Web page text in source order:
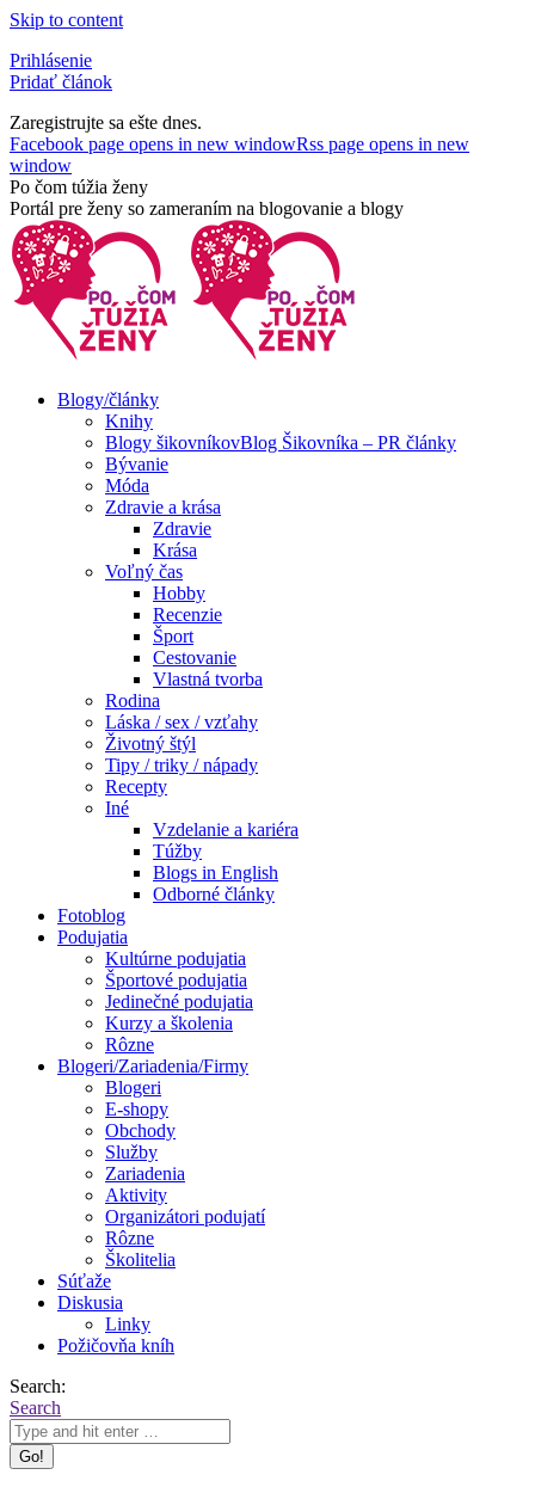
Skip to content
Prihlásenie
Pridať článok
Zaregistrujte sa ešte dnes.
Facebook page opens in new windowRss page opens in new
window
Po čom túžia ženy
Portál pre ženy so zameraním na blogovanie a blogy
Blogy/články
Knihy
Blogy šikovníkovBlog Šikovníka – PR články
Bývanie
Móda
Zdravie a krása
Zdravie
Krása
Voľný čas
Hobby
Recenzie
Šport
Cestovanie
Vlastná tvorba
Rodina
Láska / sex / vzťahy
Životný štýl
Tipy / triky / nápady
Recepty
Iné
Vzdelanie a kariéra
Túžby
Blogs in English
Odborné články
Fotoblog
Podujatia
Kultúrne podujatia
Športové podujatia
Jedinečné podujatia
Kurzy a školenia
Rôzne
Blogeri/Zariadenia/Firmy
Blogeri
E-shopy
Obchody
Služby
Zariadenia
Aktivity
Organizátori podujatí
Rôzne
Školitelia
Súťaže
Diskusia
Linky
Požičovňa kníh
Search:
Search